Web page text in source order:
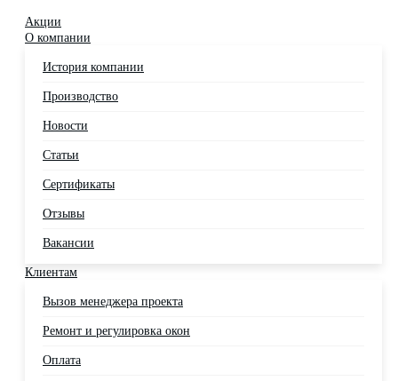
Акции
О компании
История компании
Производство
Новости
Статьи
Сертификаты
Отзывы
Вакансии
Клиентам
Вызов менеджера проекта
Ремонт и регулировка окон
Оплата